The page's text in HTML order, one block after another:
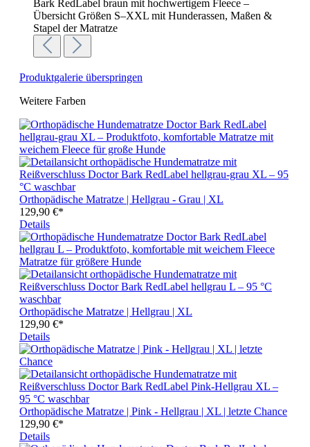
Produktgalerie überspringen
Weitere Farben
Orthopädische Matratze | Hellgrau - Grau | XL
129,90 €*
Details
Orthopädische Matratze | Hellgrau | XL
129,90 €*
Details
Orthopädische Matratze | Pink - Hellgrau | XL | letzte Chance
129,90 €*
Details